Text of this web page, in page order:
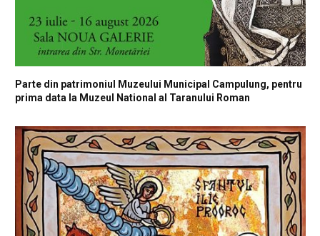
Parte din patrimoniul Muzeului Municipal Campulung, pentru
prima data la Muzeul National al Taranului Roman